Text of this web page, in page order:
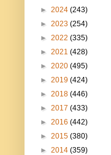
► 2024 (243)
► 2023 (254)
► 2022 (335)
► 2021 (428)
► 2020 (495)
► 2019 (424)
► 2018 (446)
► 2017 (433)
► 2016 (442)
► 2015 (380)
► 2014 (359)